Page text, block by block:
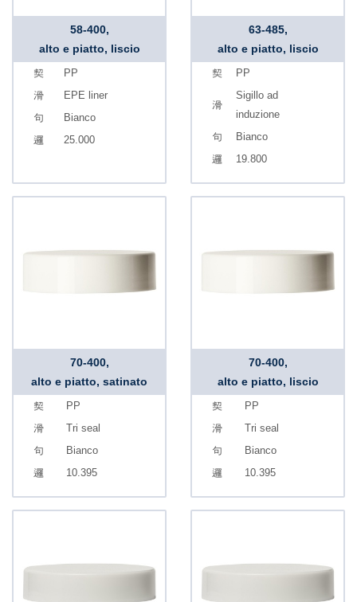
58-400,
alto e piatto, liscio
PP
EPE liner
Bianco
25.000
63-485,
alto e piatto, liscio
PP
Sigillo ad
induzione
Bianco
19.800
70-400,
alto e piatto, satinato
PP
Tri seal
Bianco
10.395
70-400,
alto e piatto, liscio
PP
Tri seal
Bianco
10.395